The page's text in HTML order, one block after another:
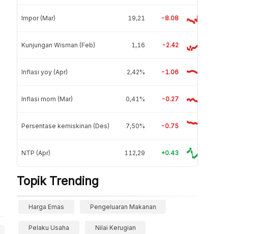
Impor (Mar) 19,21 -8.08
Kunjungan Wisman (Feb) 1,16 -2.42
Inflasi yoy (Apr) 2,42% -1.06
Inflasi mom (Mar) 0,41% -0.27
Persentase kemiskinan (Des) 7,50% -0.75
NTP (Apr) 112,29 +0.43
Topik Trending
Harga Emas Pengeluaran Makanan
Pelaku Usaha Nilai Kerugian